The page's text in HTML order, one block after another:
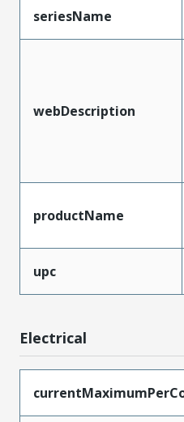
seriesName
webDescription
productName
upc
Electrical